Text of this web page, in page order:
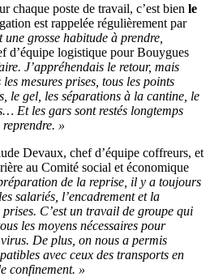
chaque poste de travail, c’est bien le
est rappelée régulièrement par
une grosse habitude à prendre,
d’équipe logistique pour Bouygues
J’appréhendais le retour, mais
mesures prises, tous les points
le gel, les séparations à la cantine, le
Et les gars sont restés longtemps
»
Devaux, chef d’équipe coffreurs, et
au Comité social et économique
de la reprise, il y a toujours
salariés, l’encadrement et la
C’est un travail de groupe qui
les moyens nécessaires pour
De plus, on nous a permis
avec ceux des transports en
confinement. »